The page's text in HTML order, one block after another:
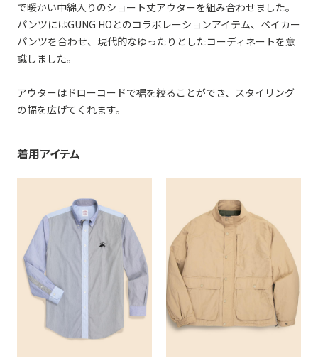
で暖かい中綿入りのショート丈アウターを組み合わせました。
パンツにはGUNG HOとのコラボレーションアイテム、ベイカー
パンツを合わせ、現代的なゆったりとしたコーディネートを意
識しました。
アウターはドローコードで裾を絞ることができ、スタイリング
の幅を広げてくれます。
着用アイテム